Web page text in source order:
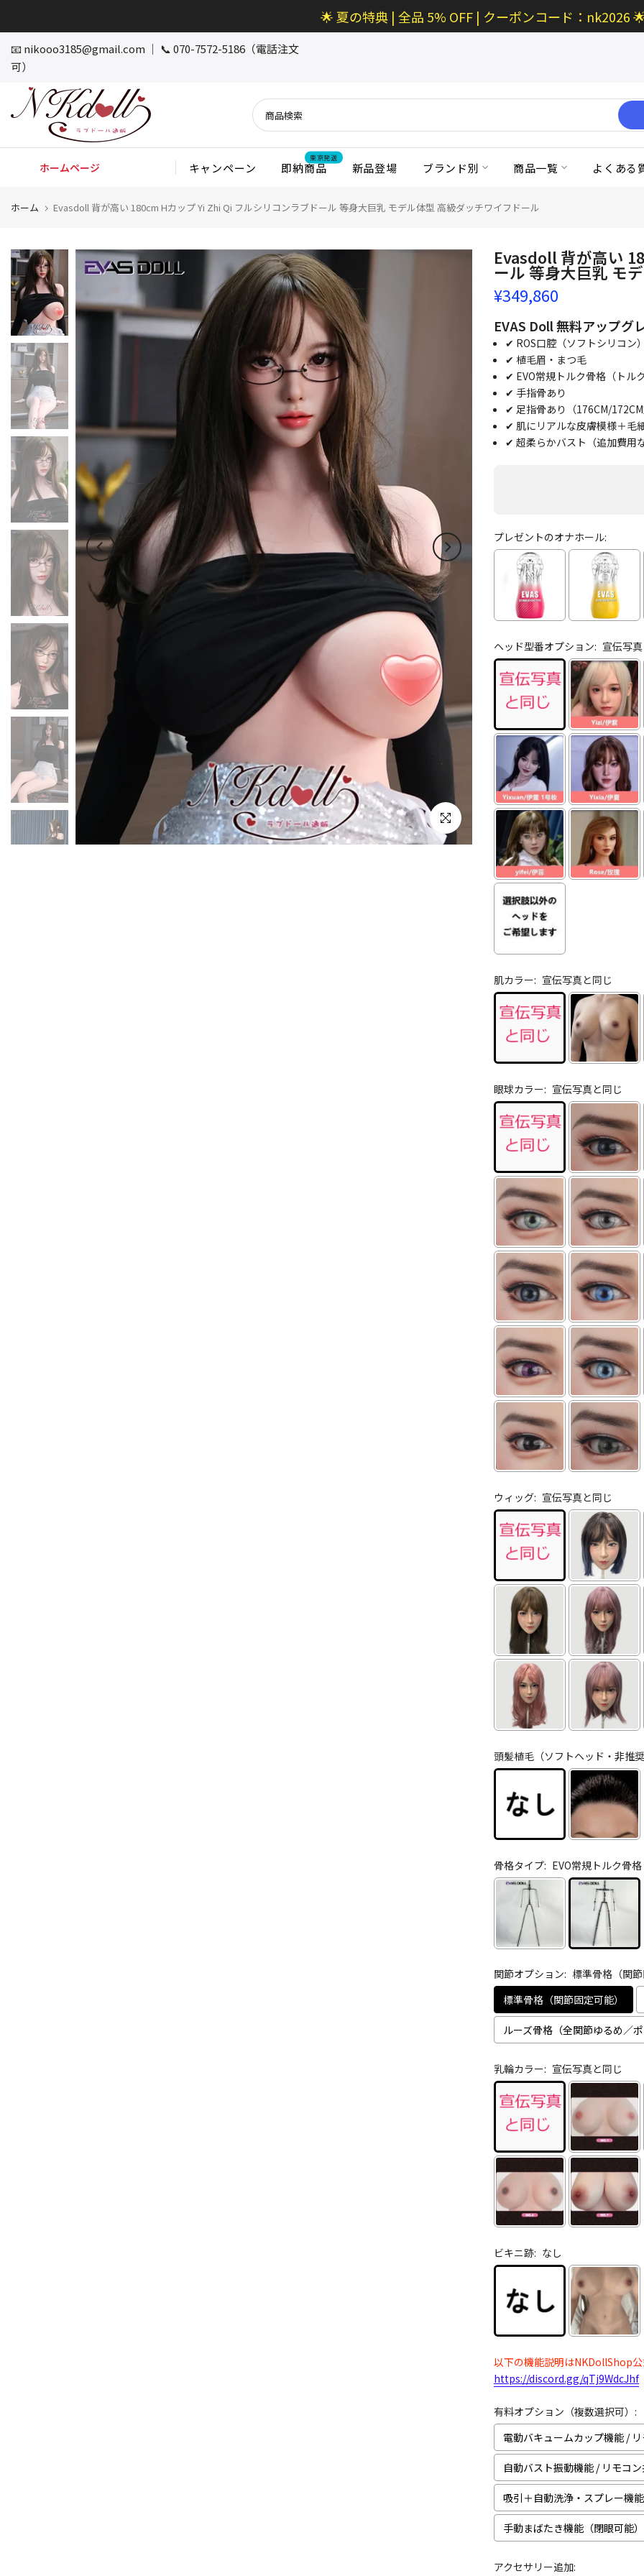
文
へ
ス
プ
🌟 夏の特典 | 全品 5% OFF | クーポンコード：nk2026
📧 nikooo3185@gmail.com ｜ 📞 070-7572-5186（電話注文
可）
ホームページ キャンペーン 即納商品
東京発送
新品登場 ブランド別 商品一覧 よくある
ホーム Evasdoll 背が高い 180cm Hカップ Yi Zhi Qi フルシリコンラブドール 等身大巨乳 モデル体型 高級ダッチワイフドール
クリックして拡大する
Evasdoll 背が高い
ール 等身大巨乳 モ
¥349,860
EVAS Doll 無料アップグ
✔ ROS口腔（ソフトシリコン
✔ 植毛眉・まつ毛
✔ EVO常規トルク骨格（トル
✔ 手指骨あり
✔ 足指骨あり（176CM/
✔ 肌にリアルな皮膚模様＋毛
✔ 超柔らかバスト（追加費用
プレゼントのオナホール:
ヘッド型番オプション: 宣伝写
肌カラー: 宣伝写真と同じ
眼球カラー: 宣伝写真と同じ
ウィッグ: 宣伝写真と同じ
頭髪植毛（ソフトヘッド・非推
骨格タイプ: EVO常規トルク骨格
関節オプション: 標準骨格（関
標準骨格（関節固定可能）
ルーズ骨格（全関節ゆるめ／
乳輪カラー: 宣伝写真と同じ
ビキニ跡: なし
以下の機能説明はNKDollShop
https://discord.gg/qTj9WdcJhf
有料オプション（複数選択可）:
電動バキュームカップ機能 /
自動バスト振動機能 / リモコ
吸引＋自動洗浄・スプレー機能
手動まばたき機能（閉眼可能）
アクセサリー追加: